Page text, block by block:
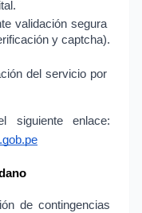
validación segura
y captcha).
del servicio por
siguiente enlace:
de contingencias